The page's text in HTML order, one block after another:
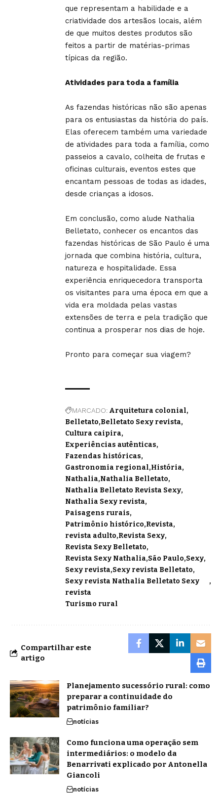
que representam a habilidade e a
criatividade dos artesãos locais, além
de que muitos destes produtos são
feitos a partir de matérias-primas
típicas da região.
Atividades para toda a família
As fazendas históricas não são apenas
para os entusiastas da história do país.
Elas oferecem também uma variedade
de atividades para toda a família, como
passeios a cavalo, colheita de frutas e
oficinas culturais, eventos estes que
encantam pessoas de todas as idades,
desde crianças a idosos.
Em conclusão, como alude Nathalia
Belletato, conhecer os encantos das
fazendas históricas de São Paulo é uma
jornada que combina história, cultura,
natureza e hospitalidade. Essa
experiência enriquecedora transporta
os visitantes para uma época em que a
vida era moldada pelas vastas
extensões de terra e pela tradição que
continua a prosperar nos dias de hoje.
Pronto para começar sua viagem?
MARCADO: Arquitetura colonial
Belletato Belletato Sexy revista
Cultura caipira
Experiências autênticas
Fazendas históricas
Gastronomia regional História
Nathalia Nathalia Belletato
Nathalia Belletato Revista Sexy
Nathalia Sexy revista
Paisagens rurais
Patrimônio histórico Revista
revista adulto Revista Sexy
Revista Sexy Belletato
Revista Sexy Nathalia São Paulo Sexy
Sexy revista Sexy revista Belletato
Sexy revista Nathalia Belletato Sexy
revista
Turismo rural
Compartilhar este
artigo
Planejamento sucessório rural: como
preparar a continuidade do
patrimônio familiar?
notícias
Como funciona uma operação sem
intermediários: o modelo da
Benarrivati explicado por Antonella
Giancoli
notícias